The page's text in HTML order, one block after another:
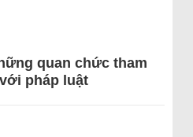
quan chức tham
pháp luật